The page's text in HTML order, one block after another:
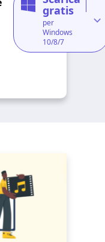
gratis
per
Windows
10/8/7